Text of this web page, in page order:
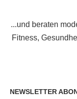
...und beraten
Fitness,
NEWSLETTER